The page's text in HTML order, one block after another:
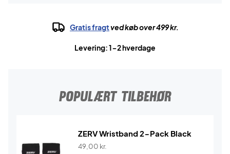
Gratis fragtved køb over 499 kr.
Levering: 1-2 hverdage
POPULÆRT TILBEHØR
ZERV Wristband 2-Pack Black
49,00 kr.